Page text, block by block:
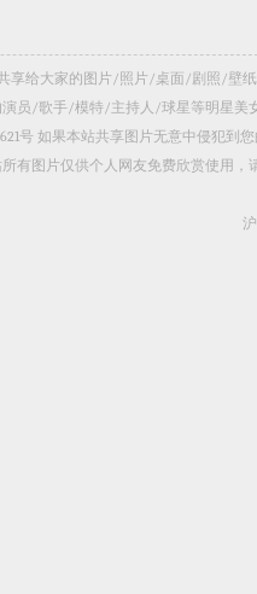
享给大家的图片/照片/桌面/剧照/壁
演员/歌手/模特/主持人/球星等明星美
号 如果本站共享图片无意中侵犯到
所有图片仅供个人网友免费欣赏使用